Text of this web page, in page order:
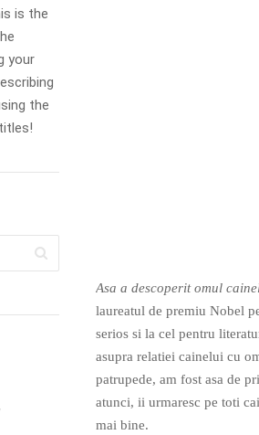
is the
your
the
Asa a descoperit omul
laureatul de premiu Nobel
serios si la cel pentru
asupra relatiei cainelui cu
patrupede, am fost asa de
atunci, ii urmaresc pe toti
mai bine.